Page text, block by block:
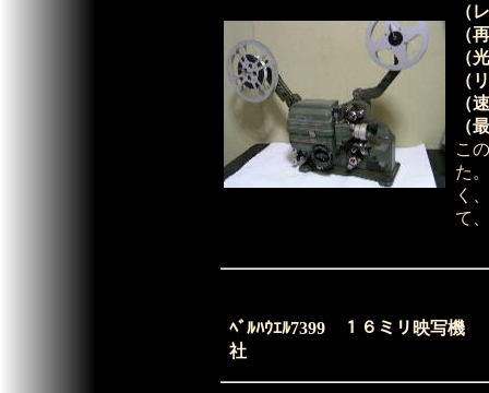
（
（
（
（
（
（
こ
た。
く
て
ﾍﾞﾙﾊｳｴﾙ7399 １６ミリ映写
社